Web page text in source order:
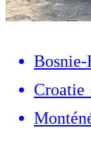
Bosnie-
Croatie